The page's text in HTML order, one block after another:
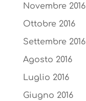
Novembre 2016
Ottobre 2016
Settembre 2016
Agosto 2016
Luglio 2016
Giugno 2016